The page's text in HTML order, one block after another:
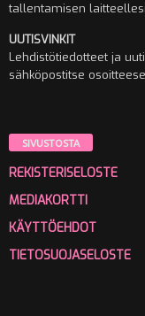
tallentamisen
UUTISVINKIT
Lehdistötiedotteet ja
sähköpostitse
SIVUSTOSTA
REKISTERISELOSTE
MEDIAKORTTI
KÄYTTÖEHDOT
TIETOSUOJASELOSTE